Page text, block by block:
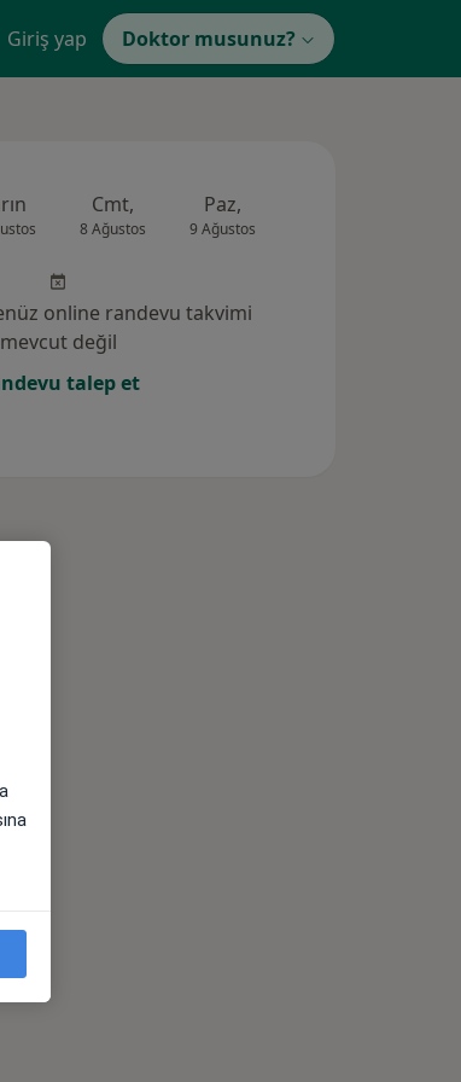
Giriş yap Doktor musunuz?
Cmt,
8 Ağustos
Paz,
9 Ağustos
online randevu takvimi
mevcut değil
talep et